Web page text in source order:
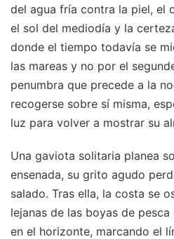
del agua fría contra la piel, el
el sol del mediodía y la
donde el tiempo todavía se
las mareas y no por el
penumbra que precede a la
recogerse sobre sí misma,
luz para volver a mostrar su
Una gaviota solitaria planea
ensenada, su grito agudo
salado. Tras ella, la costa se
lejanas de las boyas de
en el horizonte, marcando el